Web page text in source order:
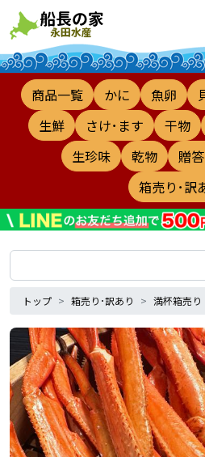
商品一覧 かに 魚卵
生鮮
さけ･ます 干物
生珍味
乾物 贈
箱売り･訳
トップ 箱売り･訳あり 満杯箱売り